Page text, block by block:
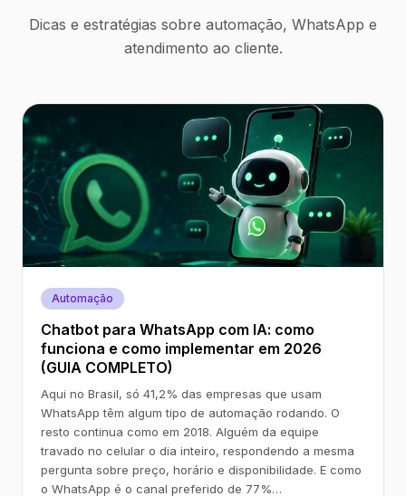
Dicas e estratégias sobre automação, WhatsApp e
atendimento ao cliente.
Automação
Chatbot para WhatsApp com IA: como
funciona e como implementar em 2026
(GUIA COMPLETO)
Aqui no Brasil, só 41,2% das empresas que usam
WhatsApp têm algum tipo de automação rodando. O
resto continua como em 2018. Alguém da equipe
travado no celular o dia inteiro, respondendo a mesma
pergunta sobre preço, horário e disponibilidade. E como
o WhatsApp é o canal preferido de 77%…